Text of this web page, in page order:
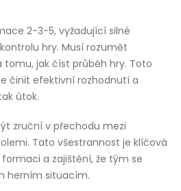
2-3-5, vyžadující silné
hry. Musí rozumět
jak číst průběh hry. Toto
činit efektivní rozhodnutí a
útok.
zruční v přechodu mezi
Tato všestrannost je klíčová
a zajištění, že tým se
herním situacím.